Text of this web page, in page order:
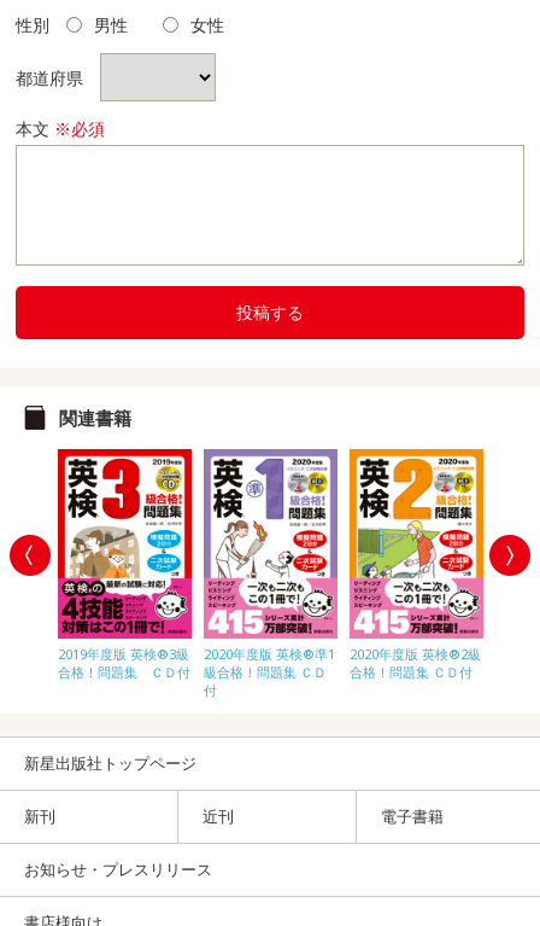
性別 男性 女性
都道府県
本文 ※必須
投稿する
関連書籍
2019年度版 英検®3級
合格！問題集 ＣＤ付
2020年度版 英検®準1
級合格！問題集 ＣＤ
付
2020年度版 英検®2級
合格！問題集 ＣＤ付
新星出版社トップページ
新刊 近刊 電子書籍
お知らせ・プレスリリース